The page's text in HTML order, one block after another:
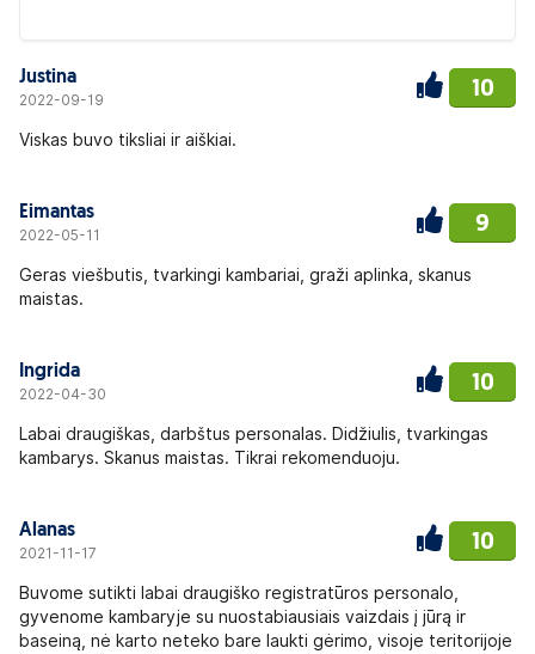
Justina
2022-09-19 10
Viskas buvo tiksliai ir aiškiai.
Eimantas
2022-05-11 9
Geras viešbutis, tvarkingi kambariai, graži aplinka, skanus
maistas.
Ingrida
2022-04-30 10
Labai draugiškas, darbštus personalas. Didžiulis, tvarkingas
kambarys. Skanus maistas. Tikrai rekomenduoju.
Alanas
2021-11-17 10
Buvome sutikti labai draugiško registratūros personalo,
gyvenome kambaryje su nuostabiausiais vaizdais į jūrą ir
baseiną, nė karto neteko bare laukti gėrimo, visoje teritorijoje